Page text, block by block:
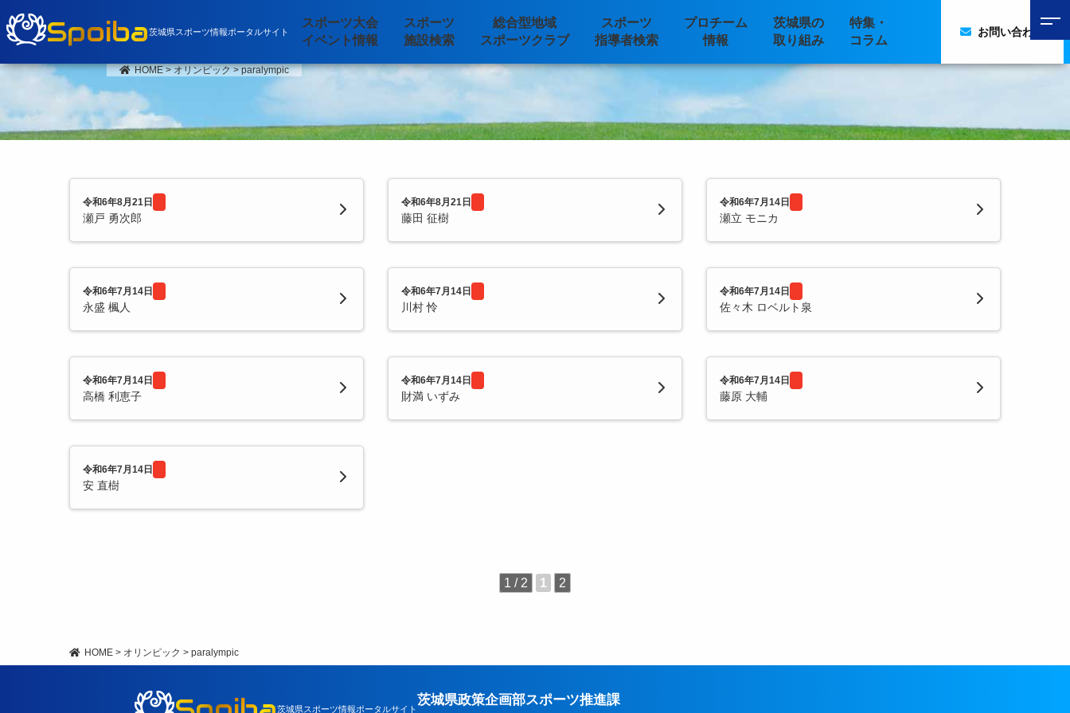
Spoiba茨城県スポーツ情報ポータルサイト
スポーツ大会
イベント情報
スポーツ
施設検索
総合型地域
スポーツクラブ
スポーツ
指導者検索
プロチーム
情報
茨城県の
取り組み
特集・
コラム
お問い合わせ
HOME>オリンピック>paralympic
令和6年8月21日
瀬戸 勇次郎
令和6年8月21日
藤田 征樹
令和6年7月14日
瀬立 モニカ
令和6年7月14日
永盛 楓人
令和6年7月14日
川村 怜
令和6年7月14日
佐々木 ロベルト泉
令和6年7月14日
高橋 利恵子
令和6年7月14日
財満 いずみ
令和6年7月14日
藤原 大輔
令和6年7月14日
安 直樹
1 / 2 1 2
HOME > オリンピック > paralympic
茨城県スポーツ情報ポータルサイト
茨城県政策企画部スポーツ推進課